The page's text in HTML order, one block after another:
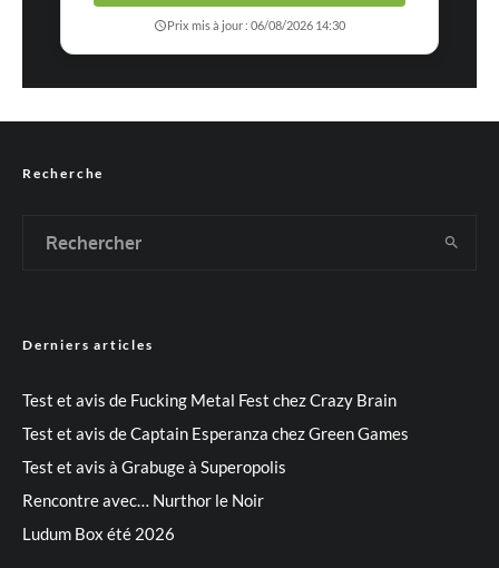
Prix mis à jour : 06/08/2026 14:30
Recherche
Derniers articles
Test et avis de Fucking Metal Fest chez Crazy Brain
Test et avis de Captain Esperanza chez Green Games
Test et avis à Grabuge à Superopolis
Rencontre avec… Nurthor le Noir
Ludum Box été 2026